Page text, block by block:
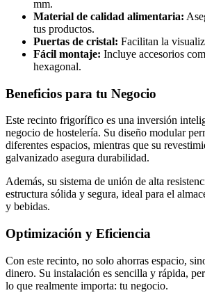
mm.
Material de calidad alimentaria:
tus productos.
Puertas de cristal: Facilitan la
Fácil montaje: Incluye accesorios
hexagonal.
Beneficios para tu Negocio
Este recinto frigorífico es una inversión
negocio de hostelería. Su diseño modular
diferentes espacios, mientras que su
galvanizado asegura durabilidad.
Además, su sistema de unión de alta
estructura sólida y segura, ideal para el
y bebidas.
Optimización y Eficiencia
Con este recinto, no solo ahorras espacio,
dinero. Su instalación es sencilla y rápida,
lo que realmente importa: tu negocio.